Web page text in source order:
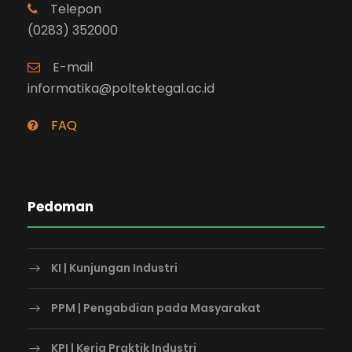
Telepon
(0283) 352000
E-mail
informatika@poltektegal.ac.id
FAQ
Pedoman
KI | Kunjungan Industri
PPM | Pengabdian pada Masyarakat
KPI | Kerja Praktik Industri